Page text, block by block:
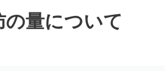
の量について